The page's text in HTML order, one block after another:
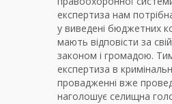
експертиза нам
у виведені бюджетних
мають відповісти за
законом і громадою.
експертиза в
провадженні вже
наголошує селищна